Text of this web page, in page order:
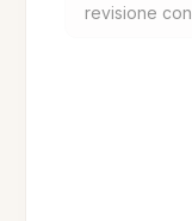
revisione